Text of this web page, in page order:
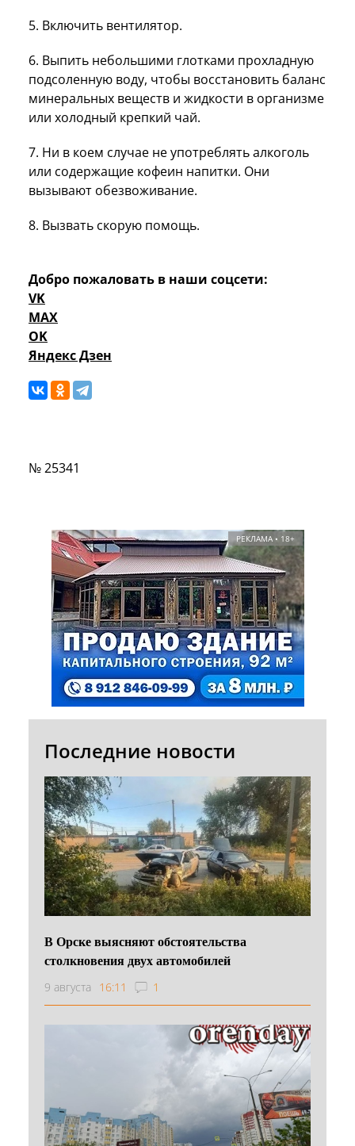
5. Включить вентилятор.
6. Выпить небольшими глотками прохладную
подсоленную воду, чтобы восстановить баланс
минеральных веществ и жидкости в организме
или холодный крепкий чай.
7. Ни в коем случае не употреблять алкоголь
или содержащие кофеин напитки. Они
вызывают обезвоживание.
8. Вызвать скорую помощь.
Добро пожаловать в наши соцсети:
VK
MAX
OK
Яндекс Дзен
№ 25341
РЕКЛАМА • 18+
Последние новости
В Орске выясняют обстоятельства
столкновения двух автомобилей
9 августа 16:11 1